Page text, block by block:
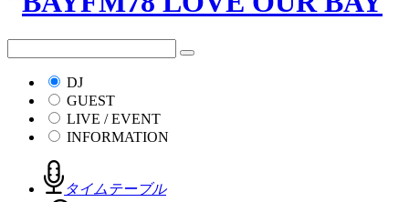
DJ
GUEST
LIVE / EVENT
INFORMATION
タイムテーブル